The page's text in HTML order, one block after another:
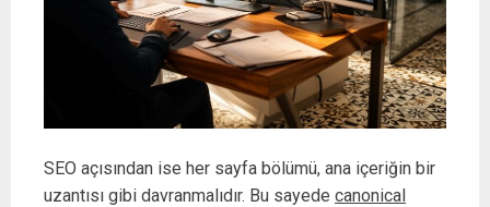
SEO açısından ise her sayfa bölümü, ana içeriğin bir
uzantısı gibi davranmalıdır. Bu sayede canonical